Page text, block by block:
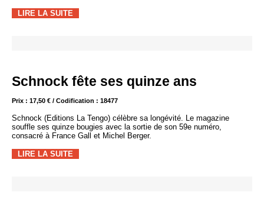
LIRE LA SUITE
Schnock fête ses quinze ans
Prix : 17,50 € / Codification : 18477
Schnock (Editions La Tengo) célèbre sa longévité. Le magazine
souffle ses quinze bougies avec la sortie de son 59e numéro,
consacré à France Gall et Michel Berger.
LIRE LA SUITE